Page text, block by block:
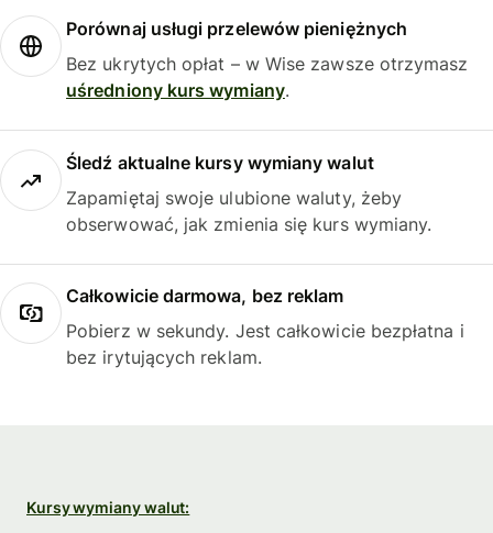
Porównaj usługi przelewów pieniężnych
Bez ukrytych opłat – w Wise zawsze otrzymasz
uśredniony kurs wymiany.
Śledź aktualne kursy wymiany walut
Zapamiętaj swoje ulubione waluty, żeby
obserwować, jak zmienia się kurs wymiany.
Całkowicie darmowa, bez reklam
Pobierz w sekundy. Jest całkowicie bezpłatna i
bez irytujących reklam.
Kursy wymiany walut: